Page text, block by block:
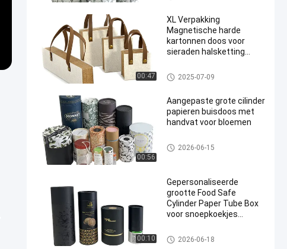
00:47
XL Verpakking
Magnetische harde
kartonnen doos voor
sieraden halsketting
Boekvorm
Op maat gedrukte verpakkings
doos
2025-07-09
00:56
Aangepaste grote cilinder
papieren buisdoos met
handvat voor bloemen
document verpakkende buizen
2026-06-15
00:10
Gepersonaliseerde
grootte Food Safe
Cylinder Paper Tube Box
voor snoepkoekjes
document verpakkende buizen
2026-06-18